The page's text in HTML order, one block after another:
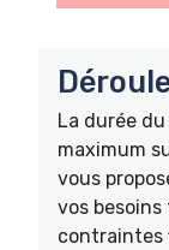
La durée
maximum
vous
vos
contraintes